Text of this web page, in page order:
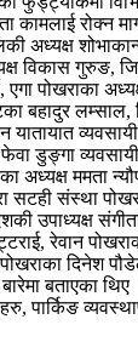
कामलाई रोक्न
अध्यक्ष
विकास गुरुङ,
एगा पोखराका
बहादुर
यातायात
डुङ्गा
अध्यक्ष ममता
सटही संस्था
उपाध्यक्ष
रेवान
दिनेश
बारेमा बताएका
पार्किङ